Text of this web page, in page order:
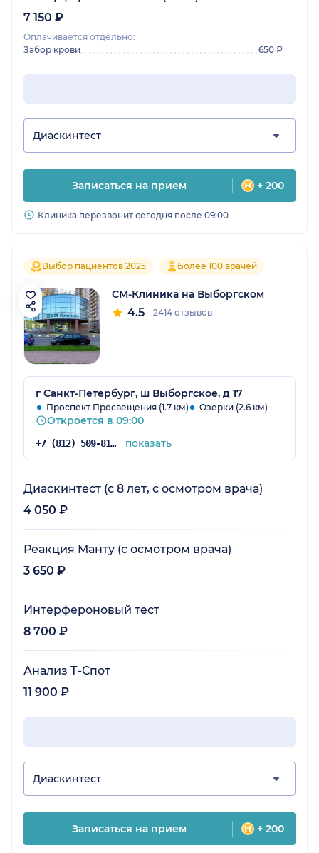
7 150 ₽
Оплачивается отдельно:
Забор крови
650 ₽
Диаскинтест
Записаться на прием + 200
Клиника перезвонит сегодня после 09:00
Выбор пациентов 2025 Более 100 врачей
СМ-Клиника на Выборгском
4.5 2414 отзывов
г Санкт-Петербург, ш Выборгское, д 17
Проспект Просвещения (1.7 км) Озерки (2.6 км)
Откроется в 09:00
+7 (812) 509-81-68 показать
Диаскинтест (с 8 лет, с осмотром врача)
4 050 ₽
Реакция Манту (с осмотром врача)
3 650 ₽
Интерфероновый тест
8 700 ₽
Анализ Т-Спот
11 900 ₽
Диаскинтест
Записаться на прием + 200